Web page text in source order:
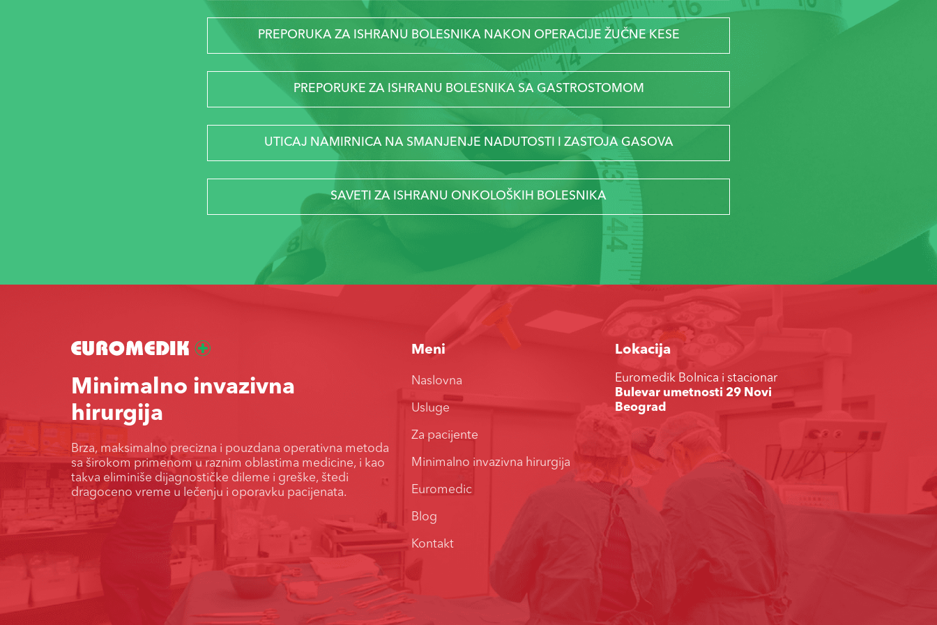
PREPORUKA ZA ISHRANU BOLESNIKA NAKON OPERACIJE ŽUČNE KESE
PREPORUKE ZA ISHRANU BOLESNIKA SA GASTROSTOMOM
UTICAJ NAMIRNICA NA SMANJENJE NADUTOSTI I ZASTOJA GASOVA
SAVETI ZA ISHRANU ONKOLOŠKIH BOLESNIKA
Minimalno invazivna
hirurgija
Brza, maksimalno precizna i pouzdana operativna metoda
sa širokom primenom u raznim oblastima medicine, i kao
takva eliminiše dijagnostičke dileme i greške, štedi
dragoceno vreme u lečenju i oporavku pacijenata.
Meni
Naslovna
Usluge
Za pacijente
Minimalno invazivna hirurgija
Euromedic
Blog
Kontakt
Lokacija
Euromedik Bolnica i stacionar
Bulevar umetnosti 29 Novi
Beograd